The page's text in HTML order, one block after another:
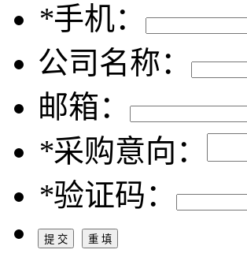
*手机：
公司名称：
邮箱：
*采购意向：
*验证码：